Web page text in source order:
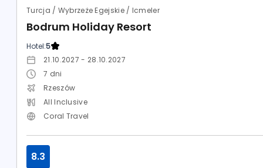
Turcja / Wybrzeże Egejskie / Icmeler
Bodrum Holiday Resort
Hotel:5
21.10.2027 - 28.10.2027
7 dni
Rzeszów
All Inclusive
Coral Travel
8.3